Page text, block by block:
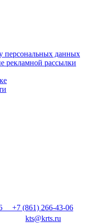
персональных данных
рекламной рассылки
+7 (861) 266-43-06
kts@krts.ru